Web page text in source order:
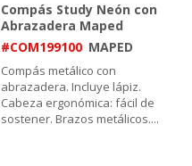
Compás Study Neón con
Abrazadera Maped
#COM199100 MAPED
Compás metálico con
abrazadera. Incluye lápiz.
Cabeza ergonómica: fácil de
sostener. Brazos metálicos....